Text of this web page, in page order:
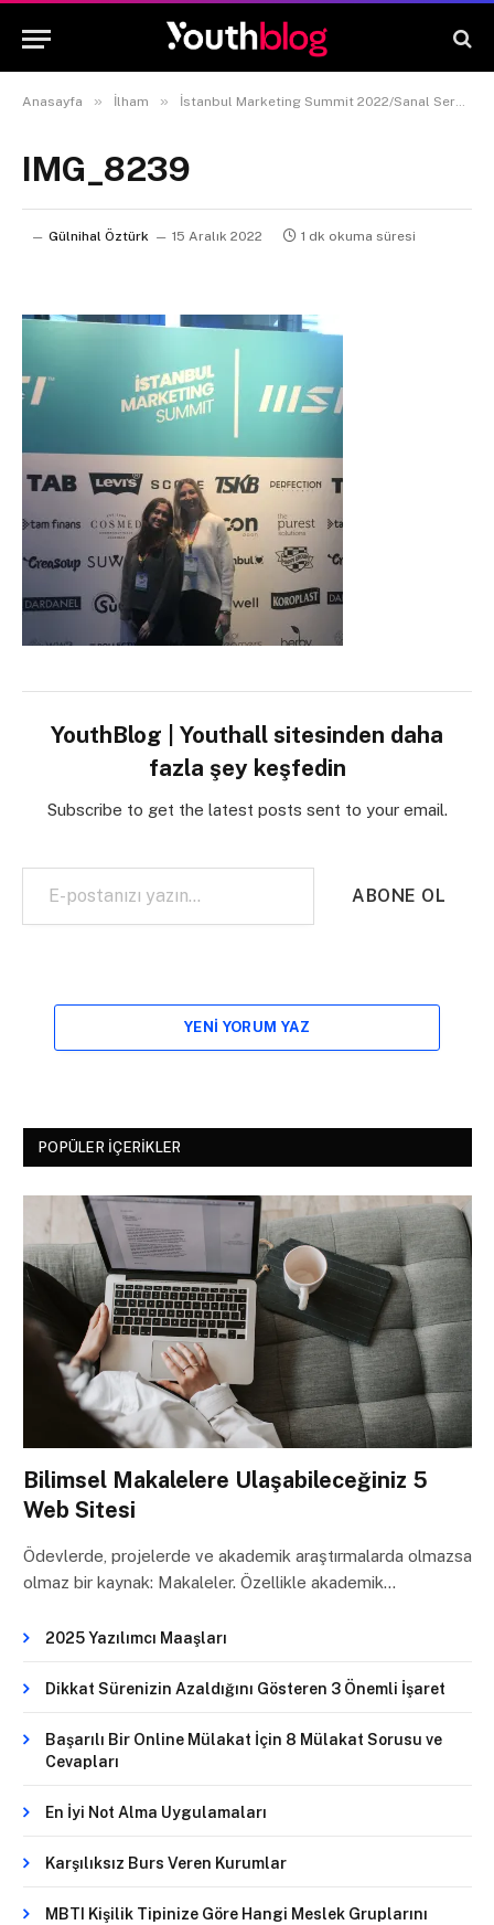
Anasayfa » İlham » İstanbul Marketing Summit 2022/Sanal Serüvenler
IMG_8239
Gülnihal Öztürk 15 Aralık 2022 1 dk okuma süresi
YouthBlog | Youthall sitesinden daha
fazla şey keşfedin
Subscribe to get the latest posts sent to your email.
E-postanızı yazın…
ABONE OL
YENI YORUM YAZ
POPÜLER İÇERIKLER
Bilimsel Makalelere Ulaşabileceğiniz 5
Web Sitesi
Ödevlerde, projelerde ve akademik araştırmalarda olmazsa
olmaz bir kaynak: Makaleler. Özellikle akademik…
2025 Yazılımcı Maaşları
Dikkat Sürenizin Azaldığını Gösteren 3 Önemli İşaret
Başarılı Bir Online Mülakat İçin 8 Mülakat Sorusu ve
Cevapları
En İyi Not Alma Uygulamaları
Karşılıksız Burs Veren Kurumlar
MBTI Kişilik Tipinize Göre Hangi Meslek Gruplarını